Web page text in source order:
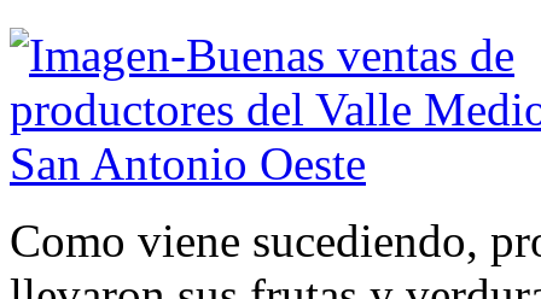
Como viene sucediendo,